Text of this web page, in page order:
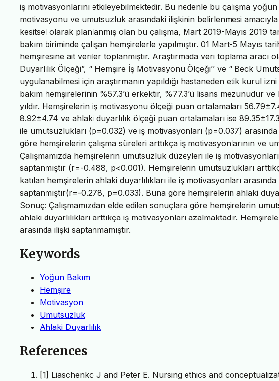
iş motivasyonlarını etkileyebilmektedir. Bu nedenle bu çalışma
motivasyonu ve umutsuzluk arasındaki ilişkinin belirlenmesi amacıyla
kesitsel olarak planlanmış olan bu çalışma, Mart 2019-Mayıs 2019
bakım biriminde çalışan hemşirelerle yapılmıştır. 01 Mart-5 Mayıs
hemşiresine ait veriler toplanmıştır. Araştırmada veri toplama aracı
Duyarlılık Ölçeği”, “ Hemşire İş Motivasyonu Ölçeği’’ ve “ Beck
uygulanabilmesi için araştırmanın yapıldığı hastaneden etik kurul
bakım hemşirelerinin %57.3’ü erkektir, %77.3’ü lisans mezunudur
yıldır. Hemşirelerin iş motivasyonu ölçeği puan ortalamaları
8.92±4.74 ve ahlaki duyarlılık ölçeği puan ortalamaları ise
ile umutsuzlukları (p=0.032) ve iş motivasyonları (p=0.037)
göre hemşirelerin çalışma süreleri arttıkça iş motivasyonlarının ve
Çalışmamızda hemşirelerin umutsuzluk düzeyleri ile iş
saptanmıştır (r=-0.488, p<0.001). Hemşirelerin umutsuzlukları
katılan hemşirelerin ahlaki duyarlılıkları ile iş motivasyonları
saptanmıştır(r=-0.278, p=0.033). Buna göre hemşirelerin ahlaki
Sonuç: Çalışmamızdan elde edilen sonuçlara göre hemşirelerin
ahlaki duyarlılıkları arttıkça iş motivasyonları azalmaktadır.
arasında ilişki saptanmamıştır.
Keywords
Yoğun Bakım
Hemşire
Motivasyon
Umutsuzluk
Ahlaki Duyarlılık
References
[1] Liaschenko J and Peter E. Nursing ethics and